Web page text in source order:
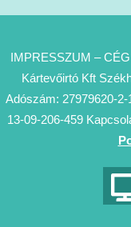
IMPRESSZUM –
Kártevőirtó Kft
Adószám: 27979620-
13-09-206-459